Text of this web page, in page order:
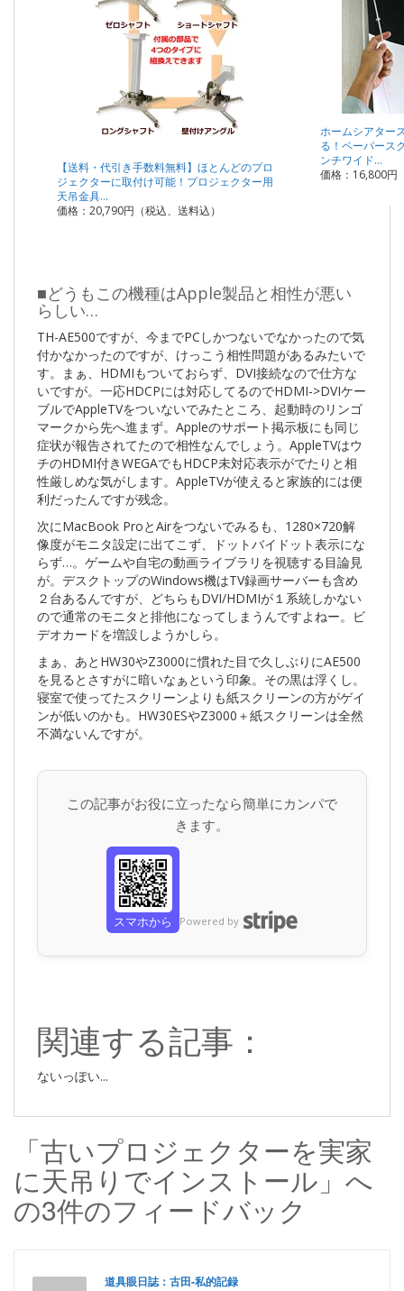
【送料・代引き手数料無料】ほとんどのプロ
ジェクターに取付け可能！プロジェクター用
天吊金具…
価格：20,790円（税込、送料込）
ホームシアター
る！ペーパース
ンチワイド…
価格：16,800円
■どうもこの機種はApple製品と相性が悪い
らしい…
TH-AE500ですが、今までPCしかつないでなかったので気
付かなかったのですが、けっこう相性問題があるみたいで
す。まぁ、HDMIもついておらず、DVI接続なので仕方な
いですが。一応HDCPには対応してるのでHDMI->DVIケー
ブルでAppleTVをついないでみたところ、起動時のリンゴ
マークから先へ進まず。Appleのサポート掲示板にも同じ
症状が報告されてたので相性なんでしょう。AppleTVはウ
チのHDMI付きWEGAでもHDCP未対応表示がでたりと相
性厳しめな気がします。AppleTVが使えると家族的には便
利だったんですが残念。
次にMacBook ProとAirをつないでみるも、1280×720解
像度がモニタ設定に出てこず、ドットバイドット表示にな
らず…。ゲームや自宅の動画ライブラリを視聴する目論見
が。デスクトップのWindows機はTV録画サーバーも含め
２台あるんですが、どちらもDVI/HDMIが１系統しかない
ので通常のモニタと排他になってしまうんですよねー。ビ
デオカードを増設しようかしら。
まぁ、あとHW30やZ3000に慣れた目で久しぶりにAE500
を見るとさすがに暗いなぁという印象。その黒は浮くし。
寝室で使ってたスクリーンよりも紙スクリーンの方がゲイ
ンが低いのかも。HW30ESやZ3000＋紙スクリーンは全然
不満ないんですが。
この記事がお役に立ったなら簡単にカンパで
きます。
スマホから Powered by
関連する記事：
ないっぽい...
「古いプロジェクターを実家
に天吊りでインストール」へ
の3件のフィードバック
道具眼日誌：古田-私的記録